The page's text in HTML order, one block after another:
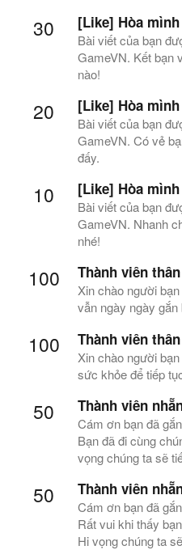
30 [Like] Hòa
Bài viết của bạn
GameVN. Kết bạn
nào!
20 [Like] Hòa
Bài viết của bạn
GameVN. Có vẻ
đấy.
10 [Like] Hòa
Bài viết của bạn
GameVN. Nhanh
nhé!
100 Thành viên
Xin chào người
vẫn ngày ngày
100 Thành viên
Xin chào người
sức khỏe để tiếp
50 Thành viên
Cám ơn bạn đã
Bạn đã đi cùng
vọng chúng ta sẽ
50 Thành viên
Cám ơn bạn đã
Rất vui khi thấy
Hi vọng chúng ta